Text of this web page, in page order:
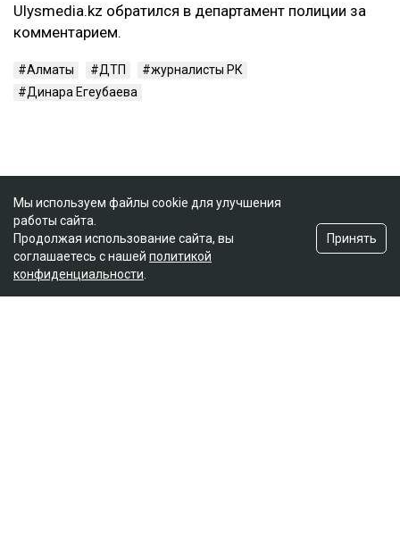
Ulysmedia.kz обратился в департамент полиции за
комментарием.
Алматы ДТП
журналисты РК
Динара Егеубаева
Мы используем файлы cookie для улучшения
работы сайта.
Продолжая использование сайта, вы
соглашаетесь с нашей политикой
конфиденциальности
Принять